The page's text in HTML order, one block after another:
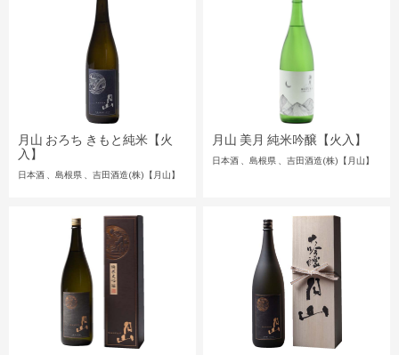
月山 おろち きもと純米【火
入】
日本酒 島根県 吉田酒造(株)【月山】
月山 美月 純米吟醸【火入】
日本酒 島根県 吉田酒造(株)【月山】